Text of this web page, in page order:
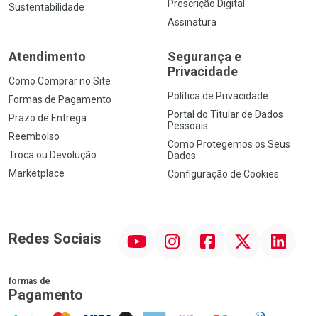
Sustentabilidade
Prescrição Digital
Assinatura
Atendimento
Como Comprar no Site
Formas de Pagamento
Prazo de Entrega
Reembolso
Troca ou Devolução
Marketplace
Segurança e
Privacidade
Política de Privacidade
Portal do Titular de Dados
Pessoais
Como Protegemos os Seus
Dados
Configuração de Cookies
Redes Sociais InstagramFacebookTwitter Linkedin
formas de
Pagamento